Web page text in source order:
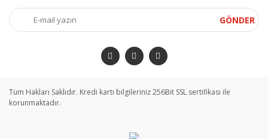
GÖNDER
Tüm Hakları Saklıdır. Kredi kartı bilgileriniz 256Bit SSL sertifikası ile
korunmaktadır.